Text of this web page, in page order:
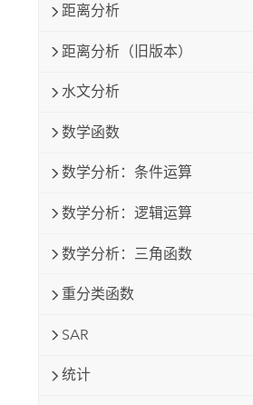
距离分析
距离分析（旧版本）
水文分析
数学函数
数学分析：条件运算
数学分析：逻辑运算
数学分析：三角函数
重分类函数
SAR
统计